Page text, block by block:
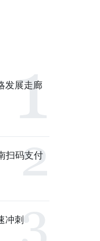
发展走廊
扫码支付
冲刺